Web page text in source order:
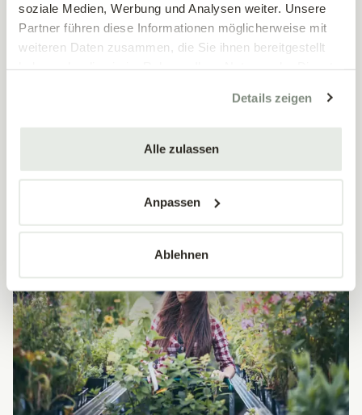
soziale Medien, Werbung und Analysen weiter. Unsere
Partner führen diese Informationen möglicherweise mit
weiteren Daten zusammen, die Sie ihnen bereitgestellt
Details zeigen
Alle zulassen
Anpassen
Ablehnen
SA, 05.09.2026 | 09:00–18:00
SO, 06.09.2026 | 09:00–18:00
MO, 07.09.2026 | 09:00–17:00
Besuchen Sie unseren Messestand auf der
04